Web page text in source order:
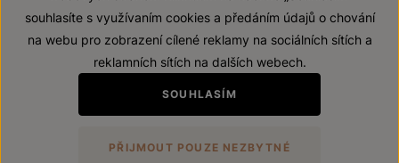
Prohlášení o přístupnosti
Zákaz prodeje alkoholických nápojů osobám mladším 18 let.
VytvořilwebProgress
souhlasíte s využívaním cookies a předáním údajů o chování
na webu pro zobrazení cílené reklamy na sociálních sítích a
reklamních sítích na dalších webech.
SOUHLASÍM
PŘIJMOUT POUZE NEZBYTNÉ